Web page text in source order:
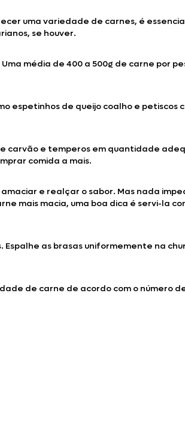
uma variedade de carnes, é
se houver.
média de 400 a 500g de carne por
espetinhos de queijo coalho e petiscos
carvão e temperos em quantidade
comida a mais.
e realçar o sabor. Mas nada
mais macia, uma boa dica é servi-la
as brasas uniformemente na
de carne de acordo com o número